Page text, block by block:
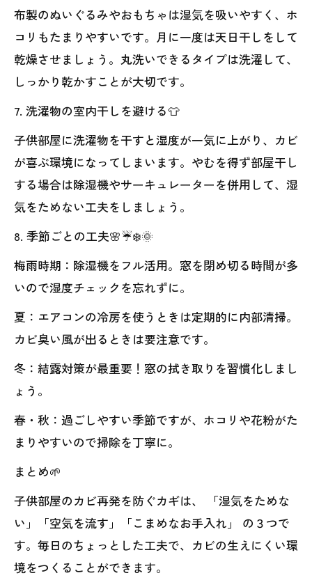
布製のぬいぐるみやおもちゃは湿気を吸いやすく、ホ
コリもたまりやすいです。月に一度は天日干しをして
乾燥させましょう。丸洗いできるタイプは洗濯して、
しっかり乾かすことが大切です。
7. 洗濯物の室内干しを避ける👕
子供部屋に洗濯物を干すと湿度が一気に上がり、カビ
が喜ぶ環境になってしまいます。やむを得ず部屋干し
する場合は除湿機やサーキュレーターを併用して、湿
気をためない工夫をしましょう。
8. 季節ごとの工夫🌸☔❄️🌞
梅雨時期：除湿機をフル活用。窓を閉め切る時間が多
いので湿度チェックを忘れずに。
夏：エアコンの冷房を使うときは定期的に内部清掃。
カビ臭い風が出るときは要注意です。
冬：結露対策が最重要！窓の拭き取りを習慣化しまし
ょう。
春・秋：過ごしやすい季節ですが、ホコリや花粉がた
まりやすいので掃除を丁寧に。
まとめ🌱
子供部屋のカビ再発を防ぐカギは、 「湿気をためな
い」「空気を流す」「こまめなお手入れ」 の３つで
す。毎日のちょっとした工夫で、カビの生えにくい環
境をつくることができます。